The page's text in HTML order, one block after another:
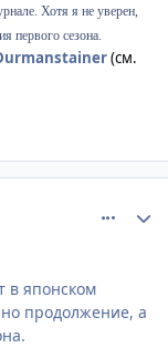
Хотя я не уверен,
первого сезона.
(см.
в японском
продолжение, а